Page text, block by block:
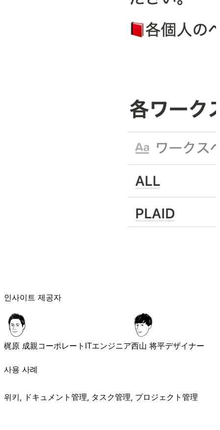
인사이트 제공자
梶原 成親コーポレートITエンジニア西山 将平デザイナー
사용 사례
위키, ドキュメント管理, タスク管理, プロジェクト管理